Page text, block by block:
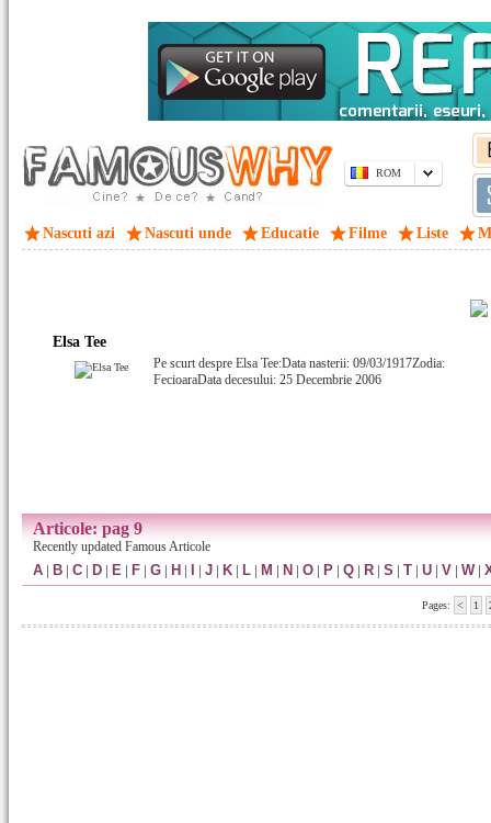
ROM
Nascuti azi Nascuti unde Educatie Filme Liste
Elsa Tee
Pe scurt despre Elsa Tee:Data nasterii: 09/03/1917Zodia:
FecioaraData decesului: 25 Decembrie 2006
Articole: pag 9
Recently updated Famous Articole
A | B | C | D | E | F | G | H | | J | K | L | M | N | O | P | Q | R | S | T | U | V | W|
Pages: < 1